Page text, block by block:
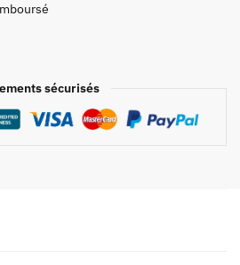
sécurisés